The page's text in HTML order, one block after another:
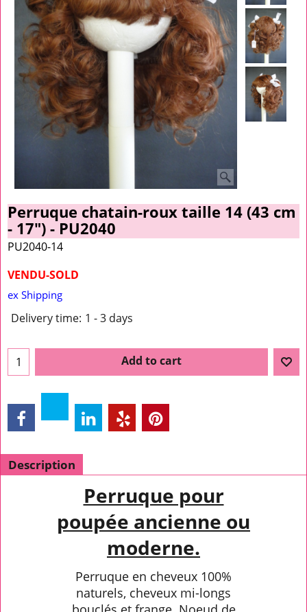
Perruque chatain-roux taille 14 (43 cm
- 17") - PU2040
PU2040-14
VENDU-SOLD
ex Shipping
Delivery time: 1 - 3 days
Add to cart
Description
Perruque pour
poupée ancienne ou
moderne.
Perruque en cheveux 100%
naturels, cheveux mi-longs